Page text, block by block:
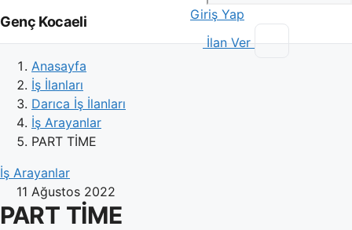
Genç Kocaeli
Giriş Yap
İlan Ver
Anasayfa
İş İlanları
Darıca İş İlanları
İş Arayanlar
PART TİME
İş Arayanlar
11 Ağustos 2022
PART TİME